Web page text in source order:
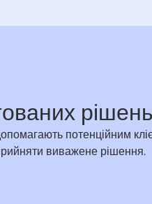
рішень
потенційним
виважене рішення.